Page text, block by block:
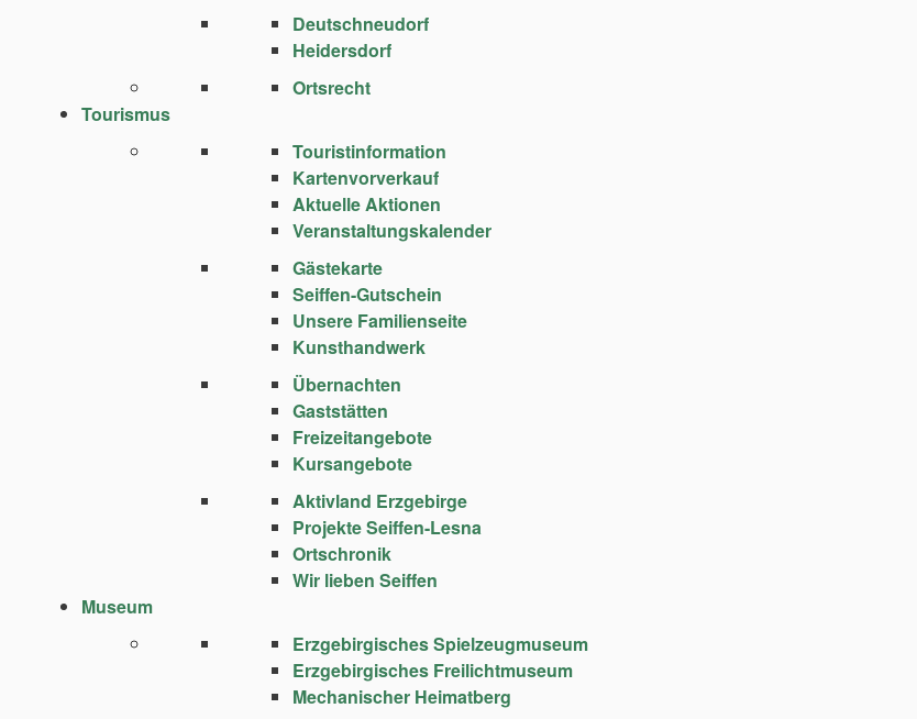
Deutschneudorf
Heidersdorf
Ortsrecht
Tourismus
Touristinformation
Kartenvorverkauf
Aktuelle Aktionen
Veranstaltungskalender
Gästekarte
Seiffen-Gutschein
Unsere Familienseite
Kunsthandwerk
Übernachten
Gaststätten
Freizeitangebote
Kursangebote
Aktivland Erzgebirge
Projekte Seiffen-Lesna
Ortschronik
Wir lieben Seiffen
Museum
Erzgebirgisches Spielzeugmuseum
Erzgebirgisches Freilichtmuseum
Mechanischer Heimatberg